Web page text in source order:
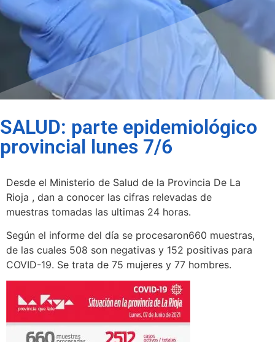
SALUD: parte epidemiológico
provincial lunes 7/6
Desde el Ministerio de Salud de la Provincia De La
Rioja , dan a conocer las cifras relevadas de
muestras tomadas las ultimas 24 horas.
Según el informe del día se procesaron660 muestras,
de las cuales 508 son negativas y 152 positivas para
COVID-19. Se trata de 75 mujeres y 77 hombres.